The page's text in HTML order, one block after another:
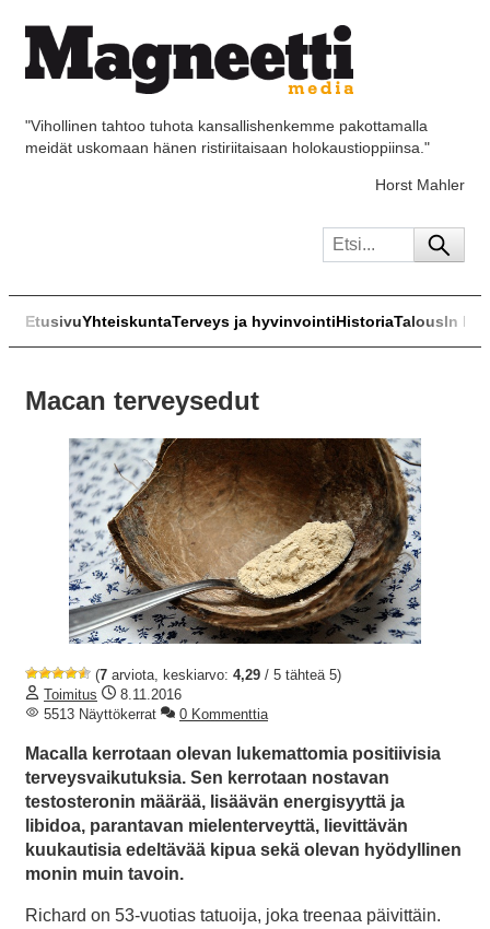
"Vihollinen tahtoo tuhota kansallishenkemme pakottamalla
meidät uskomaan hänen ristiriitaisaan holokaustioppiinsa."
Horst Mahler
EtusivuYhteiskuntaTerveys ja hyvinvointiHistoriaTalousIn
Macan terveysedut
(7 arviota, keskiarvo: 4,29 / 5 tähteä 5)
Toimitus
8.11.2016
5513 Näyttökerrat
0 Kommenttia
Macalla kerrotaan olevan lukemattomia positiivisia
terveysvaikutuksia. Sen kerrotaan nostavan
testosteronin määrää, lisäävän energisyyttä ja
libidoa, parantavan mielenterveyttä, lievittävän
kuukautisia edeltävää kipua sekä olevan hyödyllinen
monin muin tavoin.
Richard on 53-vuotias tatuoija, joka treenaa päivittäin.